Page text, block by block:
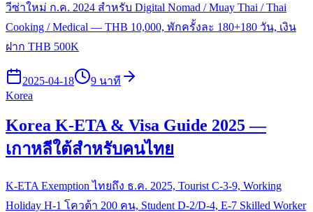
วีซ่าใหม่ ก.ค. 2024 สำหรับ Digital Nomad / Muay Thai / Thai
Cooking / Medical — THB 10,000, พักครั้งละ 180+180 วัน, เงิน
ฝาก THB 500K
2025-04-18
9 นาที
Korea
Korea K-ETA & Visa Guide 2025 —
เกาหลีใต้สำหรับคนไทย
K-ETA Exemption ไทยถึง ธ.ค. 2025, Tourist C-3-9, Working
Holiday H-1 โควต้า 200 คน, Student D-2/D-4, E-7 Skilled Worker